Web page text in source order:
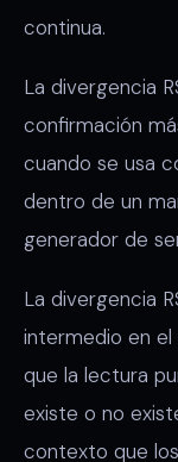
continua.
La divergencia
confirmación
cuando se usa
dentro de un
generador de
La divergencia
intermedio en el
que la lectura
existe o no
contexto que